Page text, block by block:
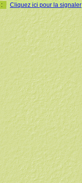
: Cliquez ici pour la signaler